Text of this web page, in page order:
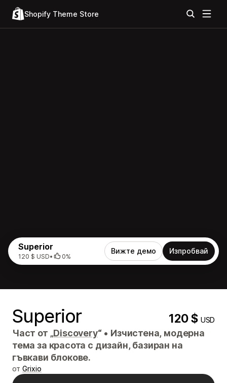
Shopify Theme Store
Superior
120 $ USD• 0%
Вижте демо Изпробвай
Superior 120 $USD
Част от „Discovery“ • Изчистена, модерна
тема за красота с дизайн, базиран на
гъвкави блокове.
от Grixio